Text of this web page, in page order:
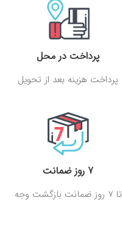
پرداخت در محل
پرداخت هزینه بعد از تحویل
7 روز ضمانت
تا 7 روز ضمانت بازگشت وجه